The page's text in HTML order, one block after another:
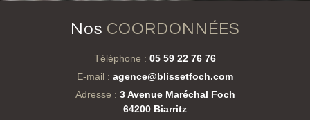
nos COORDONNÉES
Téléphone : 05 59 22 76 76
E-mail : agence@blissetfoch.com
Adresse : 3 Avenue Maréchal Foch
64200 Biarritz